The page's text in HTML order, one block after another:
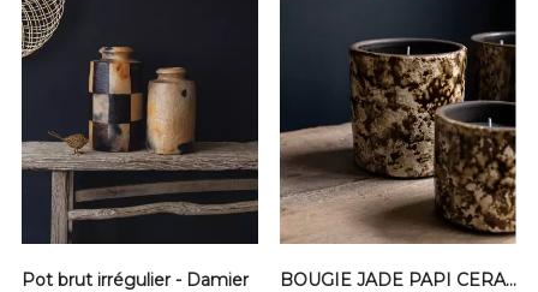
Pot brut irrégulier - Damier
BOUGIE JADE PAPI CERAMIQUE